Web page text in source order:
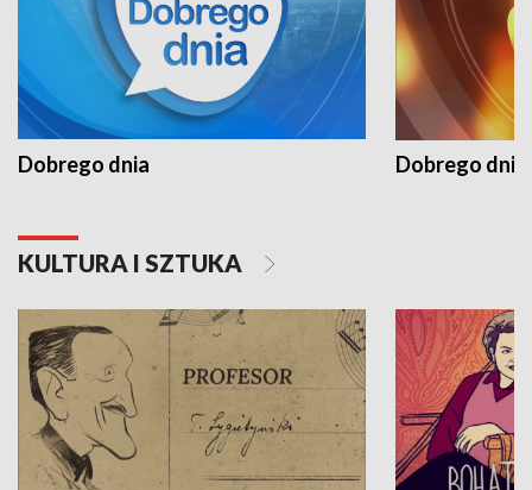
Dobrego dnia Dobrego dnia
KULTURA I SZTUKA